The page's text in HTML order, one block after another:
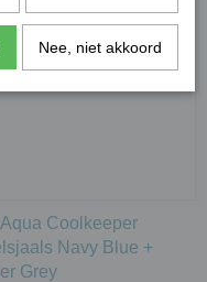
Coolkeeper
Navy Blue +
Grey
Nee, niet akkoord